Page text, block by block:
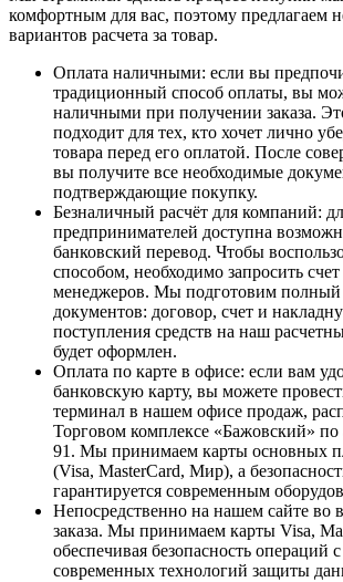
комфортным для вас, поэтому предлагаем
вариантов расчета за товар.
Оплата наличными: если вы
традиционный способ оплаты, вы
наличными при получении заказа.
подходит для тех, кто хочет лично
товара перед его оплатой. После
вы получите все необходимые
подтверждающие покупку.
Безналичный расчёт для компаний:
предпринимателей доступна
банковский перевод. Чтобы
способом, необходимо запросить
менеджеров. Мы подготовим полный
документов: договор, счет и
поступления средств на наш
будет оформлен.
Оплата по карте в офисе: если вам
банковскую карту, вы можете
терминал в нашем офисе продаж,
Торговом комплексе «Бажовский» по
91. Мы принимаем карты основных
(Visa, MasterCard, Мир), а
гарантируется современным
Непосредственно на нашем сайте во
заказа. Мы принимаем карты Visa,
обеспечивая безопасность операций
современных технологий защиты